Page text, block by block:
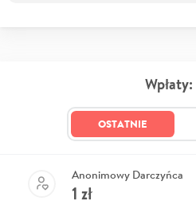
Wpłaty:
OSTATNIE
Anonimowy Darczyńca
1 zł